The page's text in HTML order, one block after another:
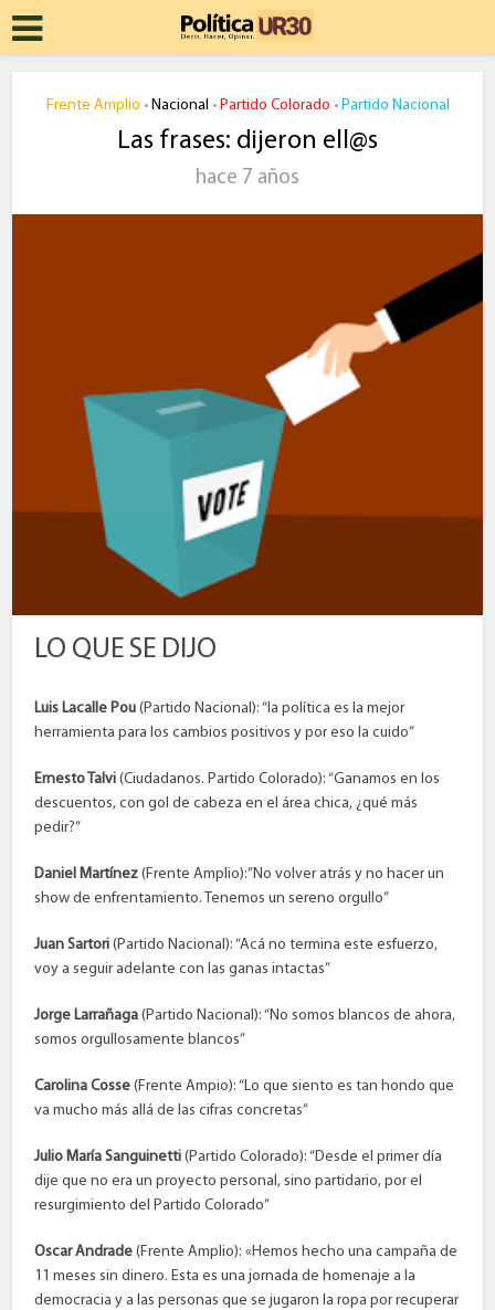
Frente Amplio • Nacional • Partido Colorado • Partido Nacional
Las frases: dijeron ell@s
hace 7 años
LO QUE SE DIJO
Luis Lacalle Pou(Partido Nacional): “la política es la mejor
herramienta para los cambios positivos y por eso la cuido”
Ernesto Talvi (Ciudadanos. Partido Colorado): “Ganamos en los
descuentos, con gol de cabeza en el área chica, ¿qué más
pedir?”
Daniel Martínez (Frente Amplio):”No volver atrás y no hacer un
show de enfrentamiento. Tenemos un sereno orgullo”
Juan Sartori (Partido Nacional): “Acá no termina este esfuerzo,
voy a seguir adelante con las ganas intactas”
Jorge Larrañaga (Partido Nacional): “No somos blancos de ahora,
somos orgullosamente blancos”
Carolina Cosse (Frente Ampio): “Lo que siento es tan hondo que
va mucho más allá de las cifras concretas”
Julio María Sanguinetti (Partido Colorado): “Desde el primer día
dije que no era un proyecto personal, sino partidario, por el
resurgimiento del Partido Colorado”
Oscar Andrade (Frente Amplio): «Hemos hecho una campaña de
11 meses sin dinero. Esta es una jornada de homenaje a la
democracia y a las personas que se jugaron la ropa por recuperar